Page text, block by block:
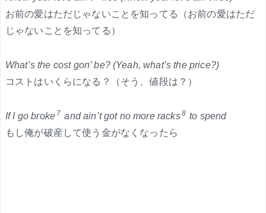
お前の愛はただじゃないことを知ってる（お前の愛はただ
じゃないことを知ってる）
What’s the cost gon’ be? (Yeah, what’s the price?)
コストはいくらになる？（そう、値段は？）
If I go broke 7 and ain’t got no more racks8 to spend
もし俺が破産して使う金がなくなったら